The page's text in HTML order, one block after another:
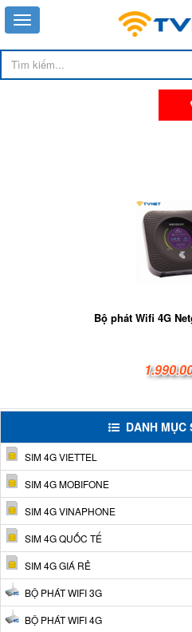
Bộ phát Wifi 4G
DANH MỤC
SIM 4G VIETTEL
SIM 4G MOBIFONE
SIM 4G VINAPHONE
SIM 4G QUỐC TẾ
SIM 4G GIÁ RẺ
BỘ PHÁT WIFI 3G
BỘ PHÁT WIFI 4G